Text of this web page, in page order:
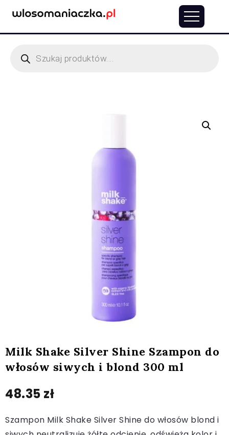
Milk Shake Silver Shine Szampon do
włosów siwych i blond 300 ml
48.35 zł
Szampon Milk Shake Silver Shine do włosów blond i